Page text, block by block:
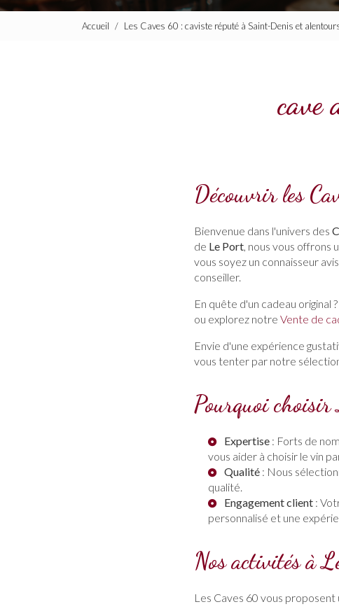
Accueil Les Caves 60 : caviste réputé à Saint-Denis et
cave
Découvrir les
Bienvenue dans l'univers des
de Le Port, nous vous offrons
vous soyez un connaisseur
conseiller.
En quête d'un cadeau original ?
ou explorez notre Vente de
Envie d'une expérience
vous tenter par notre
Pourquoi
Expertise : Forts de
vous aider à choisir le vin
Qualité : Nous
qualité.
Engagement client :
personnalisé et une
Nos activités à
Les Caves 60 vous